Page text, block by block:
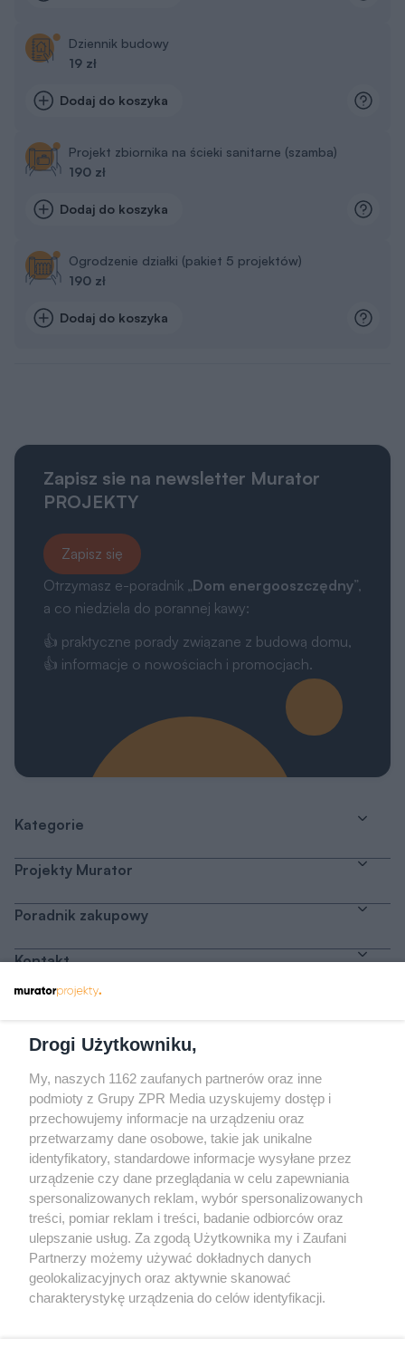
Dziennik budowy
19 zł
Dodaj do koszyka
Projekt zbiornika na ścieki sanitarne (szamba)
190 zł
Dodaj do koszyka
Ogrodzenie działki (pakiet 5 projektów)
190 zł
Dodaj do koszyka
Zapisz sie na newsletter Murator
PROJEKTY
Zapisz się
Otrzymasz e-poradnik „Dom energooszczędny”,
a co niedziela do porannej kawy:
👍 praktyczne porady związane z budową domu,
👍 informacje o nowościach i promocjach.
Kategorie
Projekty Murator
Poradnik zakupowy
Kontakt
Odwiedź grupę na Facebooku
Gdybym budował drugi raz - mądry Polak
przed budową
Forum Muratora
Drogi Użytkowniku,
My, naszych 1162 zaufanych partnerów oraz inne
podmioty z Grupy ZPR Media uzyskujemy dostęp i
przechowujemy informacje na urządzeniu oraz
przetwarzamy dane osobowe, takie jak unikalne
identyfikatory, standardowe informacje wysyłane przez
urządzenie czy dane przeglądania w celu zapewniania
spersonalizowanych reklam, wybór spersonalizowanych
treści, pomiar reklam i treści, badanie odbiorców oraz
ulepszanie usług. Za zgodą Użytkownika my i Zaufani
Partnerzy możemy używać dokładnych danych
geolokalizacyjnych oraz aktywnie skanować
charakterystykę urządzenia do celów identyfikacji.